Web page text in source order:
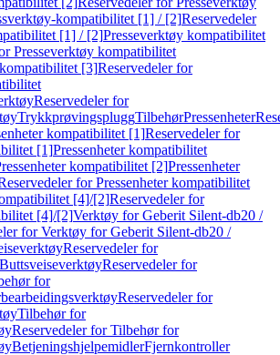
kompatibilitet [1] / [2]Reservedeler
[1] / [2]Presseverktøy kompatibilitet
Presseverktøy kompatibilitet
[3]Reservedeler for
Reservedeler for
TrykkprøvingspluggTilbehørPressenheter
kompatibilitet [1]Reservedeler for
[1]Pressenheter kompatibilitet
kompatibilitet [2]Pressenheter
for Pressenheter kompatibilitet
[4]/[2]Reservedeler for
[4]/[2]Verktøy for Geberit Silent-db20 /
for Verktøy for Geberit Silent-db20 /
Reservedeler for
ButtsveiseverktøyReservedeler for
for
Reservedeler for
Tilbehør for
Reservedeler for Tilbehør for
BetjeningshjelpemidlerFjernkontroller